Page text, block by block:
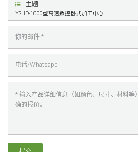
主题 :
YSHD-1000型高速数控卧式加工中心